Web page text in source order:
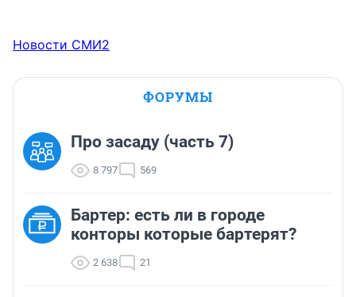
Новости СМИ2
ФОРУМЫ
Про засаду (часть 7)
8 797 569
Бартер: есть ли в городе
конторы которые бартерят?
2 638 21